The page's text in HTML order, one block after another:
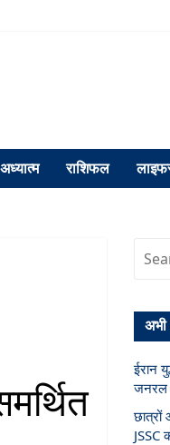
राशिफल
अभी
ईरान
जनरल
JSSC